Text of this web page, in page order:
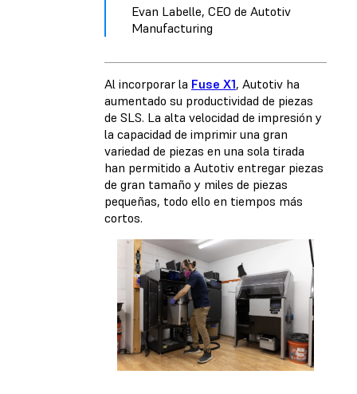
Evan Labelle, CEO de Autotiv
Manufacturing
Al incorporar la Fuse X1, Autotiv ha
aumentado su productividad de piezas
de SLS. La alta velocidad de impresión y
la capacidad de imprimir una gran
variedad de piezas en una sola tirada
han permitido a Autotiv entregar piezas
de gran tamaño y miles de piezas
pequeñas, todo ello en tiempos más
cortos.